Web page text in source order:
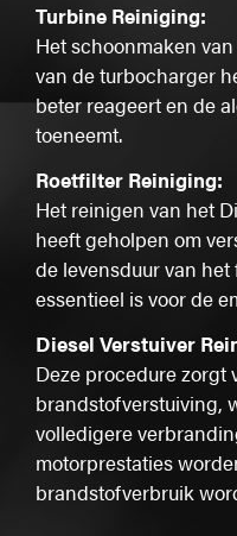
Turbine Reiniging:
Het schoonmaken
van de turbocharger
beter reageert en de
toeneemt.
Roetfilter Reiniging:
Het reinigen van het
heeft geholpen om
de levensduur van
essentieel is voor de
Diesel Verstuiver
Deze procedure zorgt
brandstofverstuiving,
volledigere
motorprestaties
brandstofverbruik